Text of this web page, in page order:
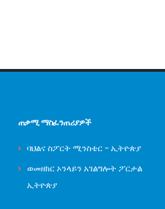
ጠቃሚ ማስፈንጠሪያዎች
ባህልና ስፖርት ሚንስቴር - ኢትዮጵያ
ወመዘክር ኦንላይን አገልግሎት ፖርታል
ኢትዮጵያ